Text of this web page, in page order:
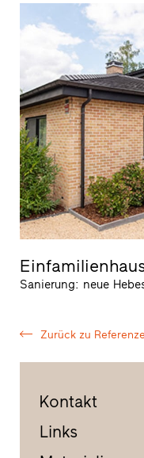
Sanierung: neue
Zurück zu
Kontakt
Links